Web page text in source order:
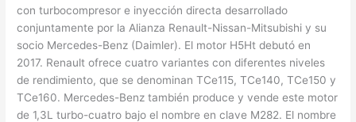
con turbocompresor e inyección directa desarrollado
conjuntamente por la Alianza Renault-Nissan-Mitsubishi y su
socio Mercedes-Benz (Daimler). El motor H5Ht debutó en
2017. Renault ofrece cuatro variantes con diferentes niveles
de rendimiento, que se denominan TCe115, TCe140, TCe150 y
TCe160. Mercedes-Benz también produce y vende este motor
de 1,3L turbo-cuatro bajo el nombre en clave M282. El nombre